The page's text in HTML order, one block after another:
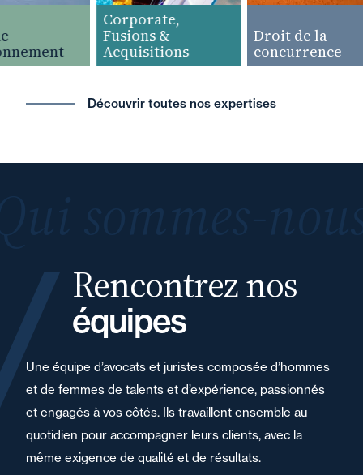
Corporate,
Fusions &
Acquisitions
Droit de la
concurrence
Découvrir toutes nos expertises
Rencontrez nos
équipes
Une équipe d’avocats et juristes composée d’hommes
et de femmes de talents et d’expérience, passionnés
et engagés à vos côtés. Ils travaillent ensemble au
quotidien pour accompagner leurs clients, avec la
même exigence de qualité et de résultats.